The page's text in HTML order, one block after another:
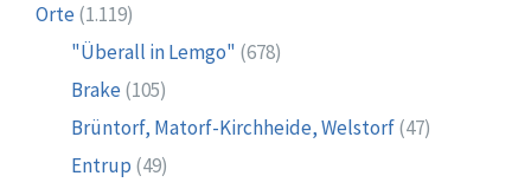
Orte (1.119)
"Überall in Lemgo" (678)
Brake (105)
Brüntorf, Matorf-Kirchheide, Welstorf(47)
Entrup (49)